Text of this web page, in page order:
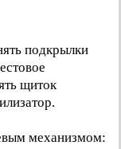
подкрылки
щиток
механизмом: